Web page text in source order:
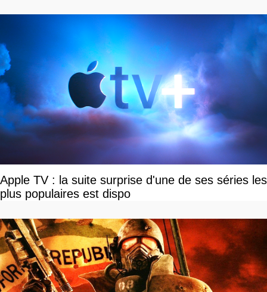
Apple TV : la suite surprise d'une de ses séries les
plus populaires est dispo